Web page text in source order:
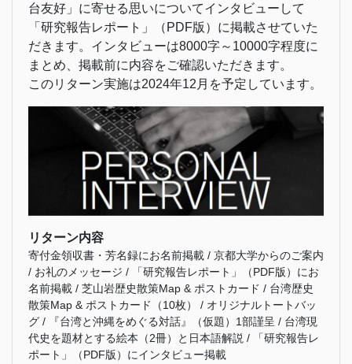
台友好」に寄せる思いについてインタビューして
「研究報告レポート」（PDF版）に掲載させていた
だきます。インタビューは8000字～10000字程度に
まとめ、掲載前に内容をご確認いただきます。
このリターン実施は2024年12月を予定しています。
リターン内容
寄付金領収書・芳名録にお名前掲載 / 京都大学からのご案内
/ お礼のメッセージ / 「研究報告レポート」（PDF版）にお
名前掲載 / 芝山岩歴史散策Map & ポストカード / 台湾歴史
散策Map & ポストカード（10枚） / オリジナルトートバッ
グ / 『台湾と沖縄をめぐる対話』（仮題）1部謹呈 / 台湾現
代史を題材とする絵本（2冊）と日本語解説 / 「研究報告レ
ポート」（PDF版）にインタビュー掲載